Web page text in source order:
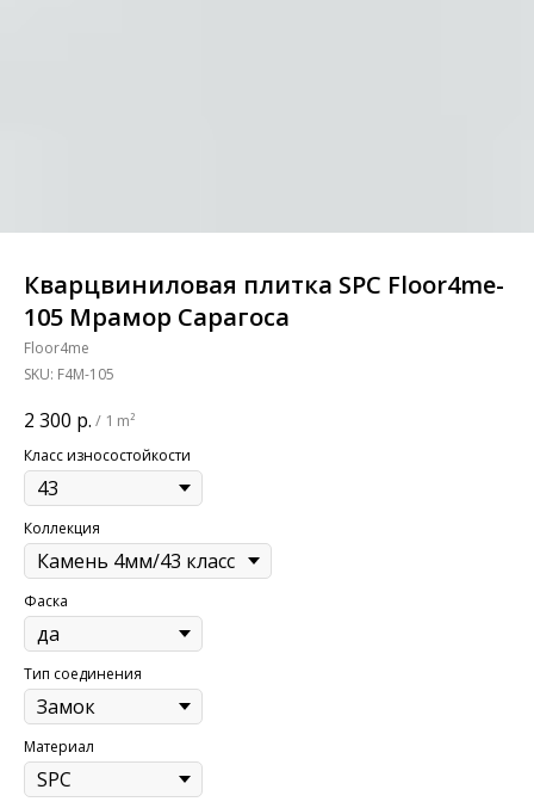
Кварцвиниловая плитка SPC Floor4me-
105 Мрамор Сарагоса
Floor4me
SKU: F4M-105
2 300 р. / 1 m²
Класс износостойкости
Коллекция
Фаска
Тип соединения
Материал